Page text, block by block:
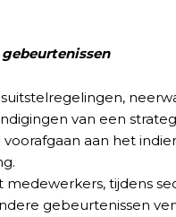
van een
aan het
tijdens
gebeurtenissen